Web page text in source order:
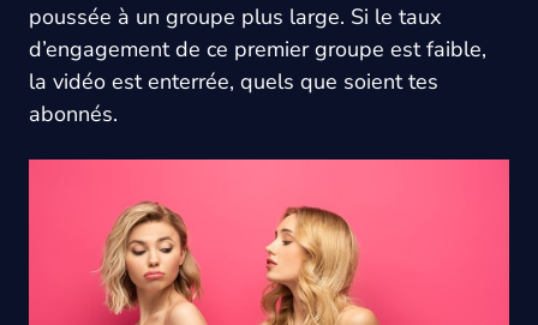
poussée à un groupe plus large. Si le taux
d’engagement de ce premier groupe est faible,
la vidéo est enterrée, quels que soient tes
abonnés.